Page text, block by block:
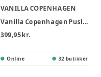
VANILLA COPENHAGEN
Vanilla Copenhagen Puslepude - Oyster Grey
399,95 kr.
Online 32 butikker